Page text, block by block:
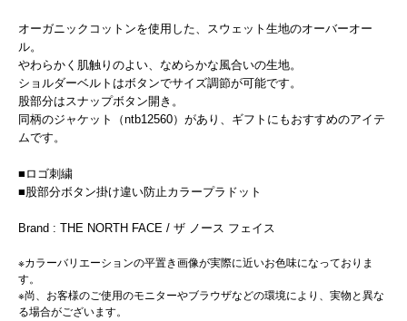
オーガニックコットンを使用した、スウェット生地のオーバーオー
ル。
やわらかく肌触りのよい、なめらかな風合いの生地。
ショルダーベルトはボタンでサイズ調節が可能です。
股部分はスナップボタン開き。
同柄のジャケット（ntb12560）があり、ギフトにもおすすめのアイテ
ムです。
■ロゴ刺繍
■股部分ボタン掛け違い防止カラープラドット
Brand : THE NORTH FACE / ザ ノース フェイス
※カラーバリエーションの平置き画像が実際に近いお色味になっておりま
す。
※尚、お客様のご使用のモニターやブラウザなどの環境により、実物と異な
る場合がございます。